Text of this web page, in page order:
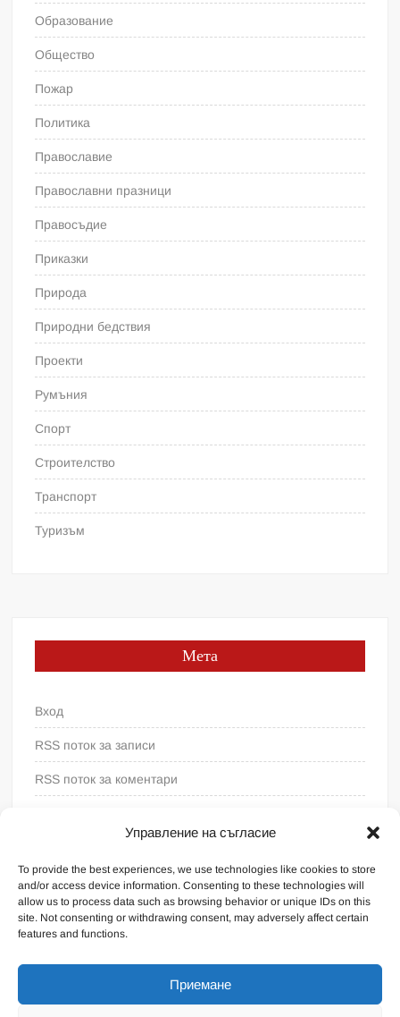
Управление на съгласие
To provide the best experiences, we use technologies like cookies to store
and/or access device information. Consenting to these technologies will
allow us to process data such as browsing behavior or unique IDs on this
site. Not consenting or withdrawing consent, may adversely affect certain
features and functions.
Приемане
Образование
Общество
Пожар
Политика
Православие
Православни празници
Правосъдие
Приказки
Природа
Природни бедствия
Проекти
Румъния
Спорт
Строителство
Транспорт
Туризъм
Мета
Вход
RSS поток за записи
RSS поток за коментари